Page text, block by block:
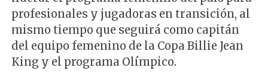
profesionales y jugadoras en transición, al
mismo tiempo que seguirá como capitán
del equipo femenino de la Copa Billie Jean
King y el programa Olímpico.